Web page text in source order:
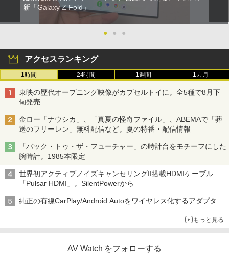
新「Galaxy Z Fold」
● ● ●
アクセスランキング
1時間 24時間 1週間 1カ月
東映の歴代オープニング映像がカプセルトイに。全5種で8月下
旬発売
金ロー「ナウシカ」、「真夏の怪奇ファイル」、ABEMAで「葬
送のフリーレン」無料配信など。夏の特番・配信情報
「バック・トゥ・ザ・フューチャー」の時計台をモチーフにした
腕時計。1985本限定
世界初アクティブノイズキャンセリングII搭載HDMIケーブル
「Pulsar HDMI」。SilentPowerから
純正の有線CarPlay/Android Autoをワイヤレス化するアダプタ
もっと見る
AV Watch をフォローする